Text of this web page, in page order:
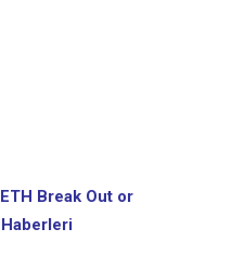
Break Out or